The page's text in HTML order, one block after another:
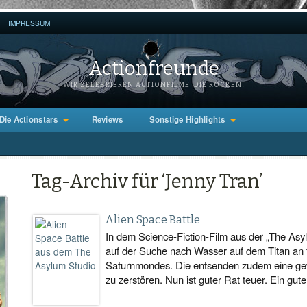
IMPRESSUM
Actionfreunde
WIR ZELEBRIEREN ACTIONFILME, DIE ROCKEN!
Actionstars Reviews Sonstige Highlights
Tag-Archiv für ‘Jenny Tran’
Alien Space Battle
In dem Science-Fiction-Film aus der „The
auf der Suche nach Wasser auf dem Titan
Saturnmondes. Die entsenden zudem eine
zu zerstören. Nun ist guter Rat teuer. Ein